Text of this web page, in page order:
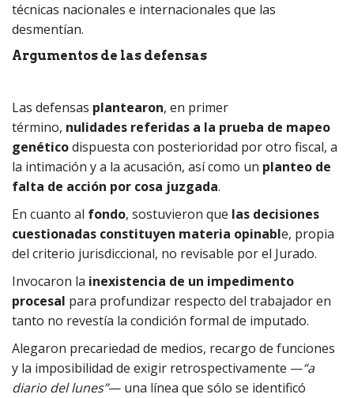
técnicas nacionales e internacionales que las
desmentían.
Argumentos de las defensas
Las defensas plantearon, en primer
término, nulidades referidas a la prueba de mapeo
genéticodispuesta con posterioridad por otro fiscal, a
la intimación y a la acusación, así como un planteo de
falta de acción por cosa juzgada.
En cuanto al fondo, sostuvieron que las decisiones
cuestionadas constituyen materia opinable, propia
del criterio jurisdiccional, no revisable por el Jurado.
Invocaron la inexistencia de un impedimento
procesal para profundizar respecto del trabajador en
tanto no revestía la condición formal de imputado.
Alegaron precariedad de medios, recargo de funciones
y la imposibilidad de exigir retrospectivamente —“a
diario del lunes”— una línea que sólo se identificó